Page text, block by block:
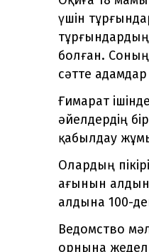
үшін
тұрғындардың
болған. Соның
сәтте
Ғимарат
әйелдердің
қабылдау
Олардың
ағынын алдын
алдына 100-
Ведомство
орнына